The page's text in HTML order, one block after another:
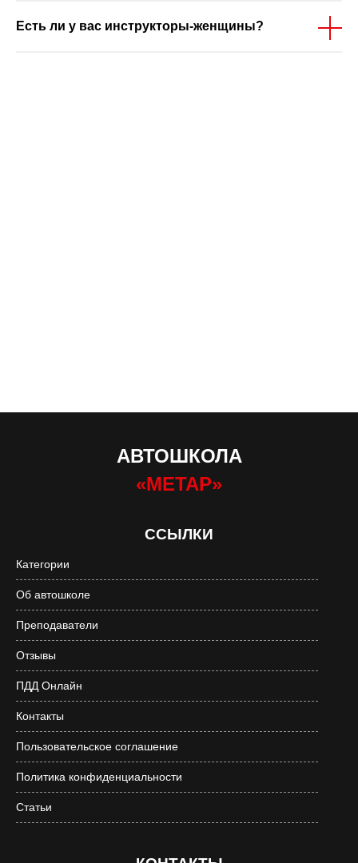
Есть ли у вас инструкторы-женщины?
АВТОШКОЛА
«МЕТАР»
ССЫЛКИ
Категории
Об автошколе
Преподаватели
Отзывы
ПДД Онлайн
Контакты
Пользовательское соглашение
Политика конфиденциальности
Статьи